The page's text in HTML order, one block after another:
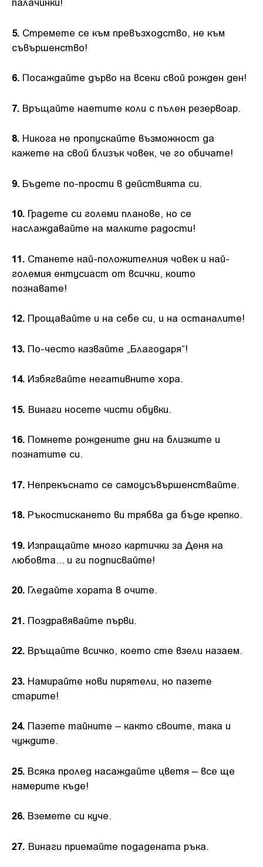
5. Стремете се към превъзходство, не към
съвършенство!
6. Посаждайте дърво на всеки свой рожден ден!
7. Връщайте наетите коли с пълен резервоар.
8. Никога не пропускайте възможност да
кажете на свой близък човек, че го обичате!
9. Бъдете по-прости в действията си.
10. Градете си големи планове, но се
наслаждавайте на малките радости!
11. Станете най-положителния човек и най-
големия ентусиаст от всички, които
познавате!
12. Прощавайте и на себе си, и на останалите!
13. По-често казвайте „Благодаря“!
14. Избягвайте негативните хора.
15. Винаги носете чисти обувки.
16. Помнете рождените дни на близките и
познатите си.
17. Непрекъснато се самоусъвършенствайте.
18. Ръкостискането ви трябва да бъде крепко.
19. Изпращайте много картички за Деня на
любовта... и ги подписвайте!
20. Гледайте хората в очите.
21. Поздравявайте първи.
22. Връщайте всичко, което сте взели назаем.
23. Намирайте нови пирятели, но пазете
старите!
24. Пазете тайните – както своите, така и
чуждите.
25. Всяка пролед насаждайте цветя – все ще
намерите къде!
26. Вземете си куче.
27. Винаги приемайте подадената ръка.